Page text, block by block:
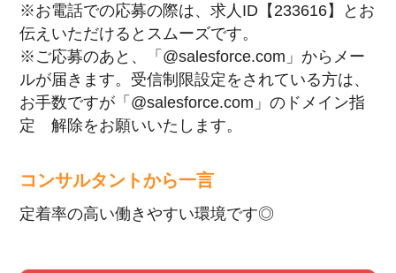
※お電話での応募の際は、求人ID【233616】とお
伝えいただけるとスムーズです。
※ご応募のあと、「@salesforce.com」からメー
ルが届きます。受信制限設定をされている方は、
お手数ですが「@salesforce.com」のドメイン指
定 解除をお願いいたします。
コンサルタントから一言
定着率の高い働きやすい環境です◎